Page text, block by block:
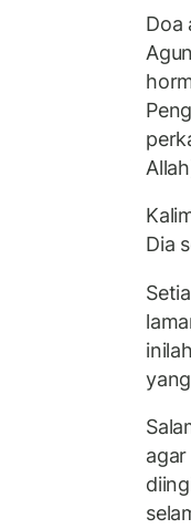
Doa
Dia